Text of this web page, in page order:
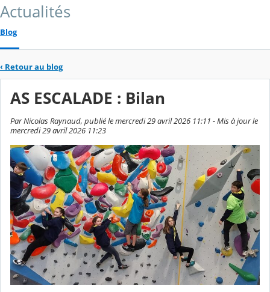
Actualités
Blog
‹ Retour au blog
AS ESCALADE : Bilan
Par Nicolas Raynaud, publié le mercredi 29 avril 2026 11:11 - Mis à jour le
mercredi 29 avril 2026 11:23